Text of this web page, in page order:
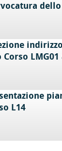
indirizzo
LMG01
L14